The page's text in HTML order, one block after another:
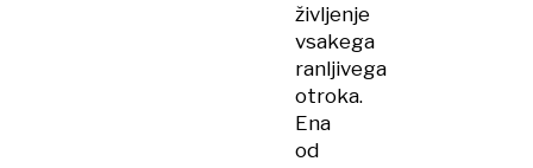
življenje
vsakega
ranljivega
otroka.
Ena
od